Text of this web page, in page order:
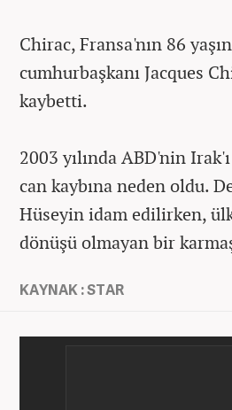
Chirac, Fransa'nın 86
cumhurbaşkanı Jacques
kaybetti.
2003 yılında ABD'nin
can kaybına neden oldu.
Hüseyin idam edilirken,
dönüşü olmayan bir
KAYNAK : STAR